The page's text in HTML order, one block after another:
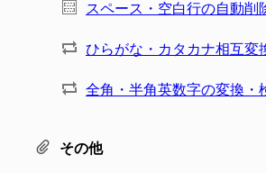
スペース・空白行の自動削
ひらがな・カタカナ相互変
全角・半角英数字の変換・
その他